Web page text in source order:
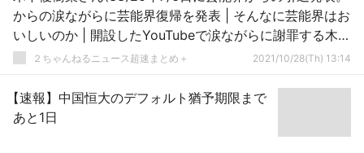
からの涙ながらに芸能界復帰を発表 | そんなに芸能界はお
いしいのか | 開設したYouTubeで涙ながらに謝罪する木下
優樹菜さん(33)
２ちゃんねるニュース超速まとめ＋ 2021/10/28(Th) 13:14
【速報】中国恒大のデフォルト猶予期限まで
あと1日